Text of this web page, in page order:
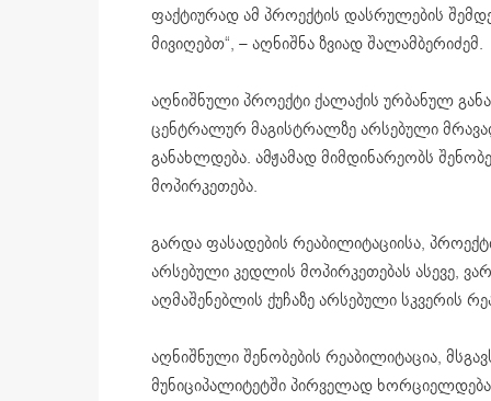
ფაქტიურად ამ პროექტის დასრულების
მივიღებთ“, – აღნიშნა ზვიად შალამბერიძემ.
აღნიშნული პროექტი ქალაქის ურბანულ
ცენტრალურ მაგისტრალზე არსებული
განახლდება. ამჟამად მიმდინარეობს
მოპირკეთება.
გარდა ფასადების რეაბილიტაციისა,
არსებული კედლის მოპირკეთებას ასევე,
აღმაშენებლის ქუჩაზე არსებული სკვერის
აღნიშნული შენობების რეაბილიტაცია,
მუნიციპალიტეტში პირველად